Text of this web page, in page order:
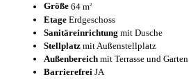
Größe 64 m2
Etage Erdgeschoss
Sanitäreinrichtung mit Dusche
Stellplatz mit Außenstellplatz
Außenbereich mit Terrasse und Garten
Barrierefrei JA